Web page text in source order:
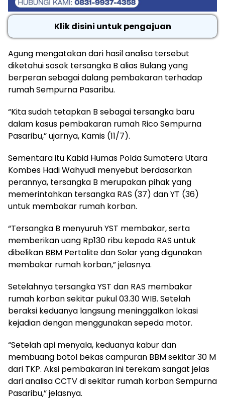
Klik disini untuk pengajuan
Agung mengatakan dari hasil analisa tersebut
diketahui sosok tersangka B alias Bulang yang
berperan sebagai dalang pembakaran terhadap
rumah Sempurna Pasaribu.
“Kita sudah tetapkan B sebagai tersangka baru
dalam kasus pembakaran rumah Rico Sempurna
Pasaribu,” ujarnya, Kamis (11/7).
Sementara itu Kabid Humas Polda Sumatera Utara
Kombes Hadi Wahyudi menyebut berdasarkan
perannya, tersangka B merupakan pihak yang
memerintahkan tersangka RAS (37) dan YT (36)
untuk membakar rumah korban.
“Tersangka B menyuruh YST membakar, serta
memberikan uang Rp130 ribu kepada RAS untuk
dibelikan BBM Pertalite dan Solar yang digunakan
membakar rumah korban,” jelasnya.
Setelahnya tersangka YST dan RAS membakar
rumah korban sekitar pukul 03.30 WIB. Setelah
beraksi keduanya langsung meninggalkan lokasi
kejadian dengan menggunakan sepeda motor.
“Setelah api menyala, keduanya kabur dan
membuang botol bekas campuran BBM sekitar 30 M
dari TKP. Aksi pembakaran ini terekam sangat jelas
dari analisa CCTV di sekitar rumah korban Sempurna
Pasaribu,” jelasnya.